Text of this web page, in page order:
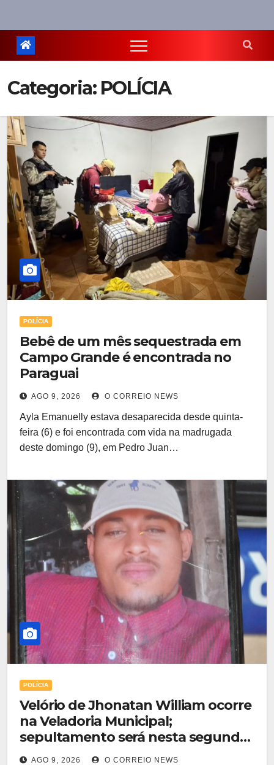
Categoria: POLÍCIA
POLÍCIA
Bebê de um mês sequestrada em
Campo Grande é encontrada no
Paraguai
AGO 9, 2026 O CORREIO NEWS
Ayla Emanuelly estava desaparecida desde quinta-
feira (6) e foi encontrada com vida na madrugada
deste domingo (9), em Pedro Juan…
POLÍCIA
Velório de Jhonatan William ocorre
na Veladoria Municipal;
sepultamento será nesta segunda-
feira
AGO 9, 2026 O CORREIO NEWS